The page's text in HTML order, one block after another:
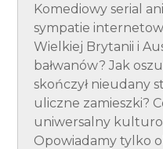
Komediowy serial
sympatie
Wielkiej Brytanii i
bałwanów? Jak
skończył nieudany
uliczne zamieszki?
uniwersalny
Opowiadamy tylko